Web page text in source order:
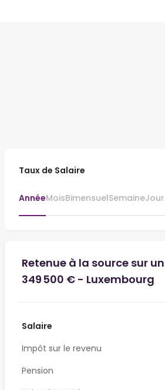
Taux de Salaire
AnnéeMoisBimensuelSemaine
Retenue à la source sur
349 500 € - Luxembourg
Salaire
Impôt sur le revenu
Pension